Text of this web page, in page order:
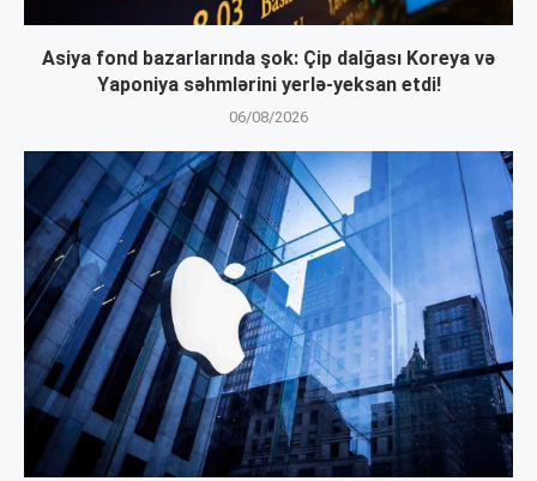
Asiya fond bazarlarında şok: Çip dalğası Koreya və
Yaponiya səhmlərini yerlə-yeksan etdi!
06/08/2026